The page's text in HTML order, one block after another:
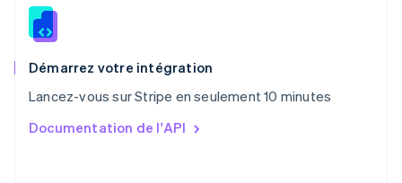
Démarrez votre intégration
Lancez-vous sur Stripe en seulement 10 minutes
Documentation de l'API
Roumanie
Royaume-Uni
English
English简体中文
English